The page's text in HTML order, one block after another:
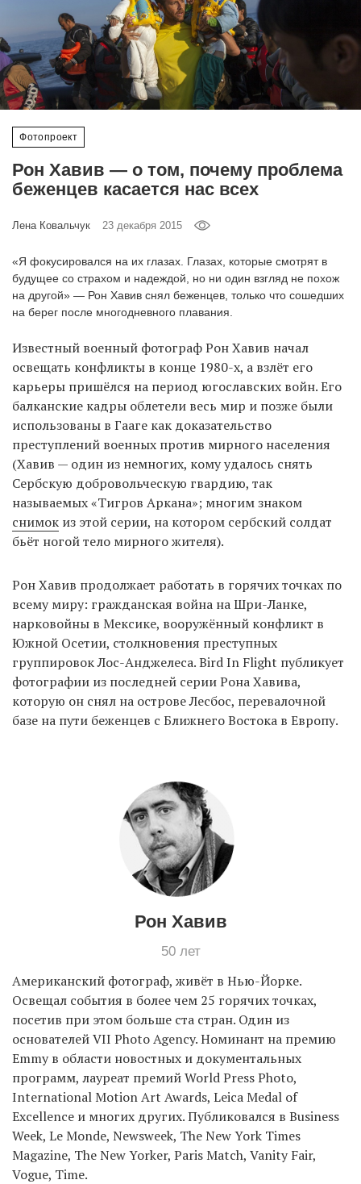
Фотопроект
Рон Хавив — о том, почему проблема
беженцев касается нас всех
Лена Ковальчук 23 декабря 2015
«Я фокусировался на их глазах. Глазах, которые смотрят в
будущее со страхом и надеждой, но ни один взгляд не похож
на другой» — Рон Хавив снял беженцев, только что сошедших
на берег после многодневного плавания.
Известный военный фотограф Рон Хавив начал
освещать конфликты в конце 1980-х, а взлёт его
карьеры пришёлся на период югославских войн. Его
балканские кадры облетели весь мир и позже были
использованы в Гааге как доказательство
преступлений военных против мирного населения
(Хавив — один из немногих, кому удалось снять
Сербскую добровольческую гвардию, так
называемых «Тигров Аркана»; многим знаком
снимок из этой серии, на котором сербский солдат
бьёт ногой тело мирного жителя).
Рон Хавив продолжает работать в горячих точках по
всему миру: гражданская война на Шри-Ланке,
нарковойны в Мексике, вооружённый конфликт в
Южной Осетии, столкновения преступных
группировок Лос-Анджелеса. Bird In Flight публикует
фотографии из последней серии Рона Хавива,
которую он снял на острове Лесбос, перевалочной
базе на пути беженцев с Ближнего Востока в Европу.
Рон Хавив
50 лет
Американский фотограф, живёт в Нью-Йорке.
Освещал события в более чем 25 горячих точках,
посетив при этом больше ста стран. Один из
основателей VII Photo Agency. Номинант на премию
Emmy в области новостных и документальных
программ, лауреат премий World Press Photo,
International Motion Art Awards, Leica Medal of
Excellence и многих других. Публиковался в Business
Week, Le Monde, Newsweek, The New York Times
Magazine, The New Yorker, Paris Match, Vanity Fair,
Vogue, Time.